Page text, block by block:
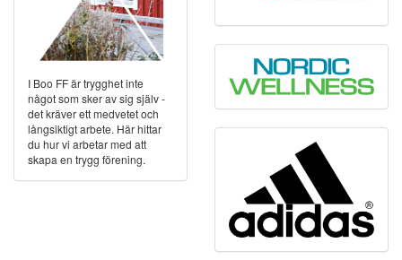
I Boo FF är trygghet inte
något som sker av sig själv -
det kräver ett medvetet och
långsiktigt arbete. Här hittar
du hur vi arbetar med att
skapa en trygg förening.